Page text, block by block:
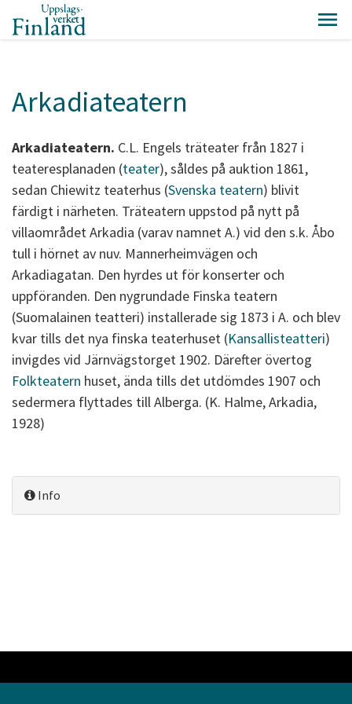
Arkadiateatern
Arkadiateatern. C.L. Engels träteater från 1827 i
teateresplanaden (teater), såldes på auktion 1861,
sedan Chiewitz teaterhus (Svenska teatern) blivit
färdigt i närheten. Träteatern uppstod på nytt på
villaområdet Arkadia (varav namnet A.) vid den s.k. Åbo
tull i hörnet av nuv. Mannerheimvägen och
Arkadiagatan. Den hyrdes ut för konserter och
uppföranden. Den nygrundade Finska teatern
(Suomalainen teatteri) installerade sig 1873 i A. och blev
kvar tills det nya finska teaterhuset (Kansallisteatteri)
invigdes vid Järnvägstorget 1902. Därefter övertog
Folkteatern huset, ända tills det utdömdes 1907 och
sedermera flyttades till Alberga. (K. Halme, Arkadia,
1928)
Info